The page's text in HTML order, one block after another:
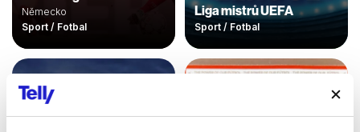
Německo
Sport / Fotbal
Liga mistrů UEFA
Sport / Fotbal